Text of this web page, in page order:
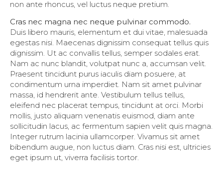
non ante rhoncus, vel luctus neque pretium.
Cras nec magna nec neque pulvinar commodo.
Duis libero mauris, elementum et dui vitae, malesuada
egestas nisi. Maecenas dignissim consequat tellus quis
dignissim. Ut ac convallis tellus, semper sodales erat.
Nam ac nunc blandit, volutpat nunc a, accumsan velit.
Praesent tincidunt purus iaculis diam posuere, at
condimentum urna imperdiet. Nam sit amet pulvinar
massa, id hendrerit ante. Vestibulum tellus tellus,
eleifend nec placerat tempus, tincidunt at orci. Morbi
mollis, justo aliquam venenatis euismod, diam ante
sollicitudin lacus, ac fermentum sapien velit quis magna.
Integer rutrum lacinia ullamcorper. Vivamus sit amet
bibendum augue, non luctus diam. Cras nisi est, ultricies
eget ipsum ut, viverra facilisis tortor.